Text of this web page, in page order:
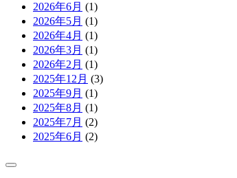
2026年6月 (1)
2026年5月 (1)
2026年4月 (1)
2026年3月 (1)
2026年2月 (1)
2025年12月 (3)
2025年9月 (1)
2025年8月 (1)
2025年7月 (2)
2025年6月 (2)